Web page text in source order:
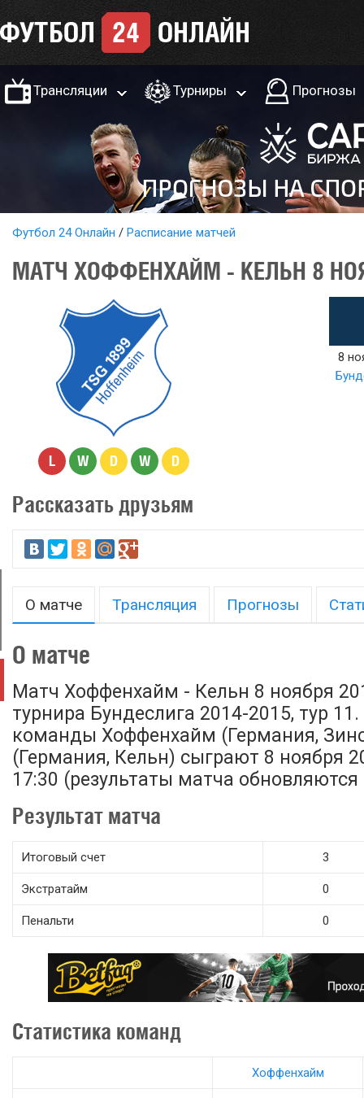
Трансляции Турниры Прогнозы
Футбол 24 Онлайн Расписание матчей
МАТЧ ХОФФЕНХАЙМ - КЕЛЬН 8
L W D W D
8
Рассказать друзьям
О матче Трансляция Прогнозы
О матче
Матч Хоффенхайм - Кельн 8 ноября
турнира Бундеслига 2014-2015, тур
команды Хоффенхайм (Германия,
(Германия, Кельн) сыграют 8 ноября
17:30 (результаты матча
Результат матча
Итоговый счет 3
Экстратайм 0
Пенальти 0
Статистика команд
Хоффенхайм